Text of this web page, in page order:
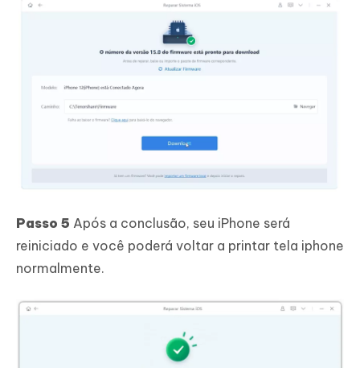
Passo 5 Após a conclusão, seu iPhone será
reiniciado e você poderá voltar a printar tela iphone
normalmente.